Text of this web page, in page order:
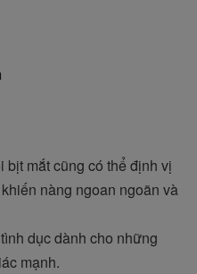
mắt cũng có thể định vị
nàng ngoan ngoãn và
dục dành cho những
mạnh.